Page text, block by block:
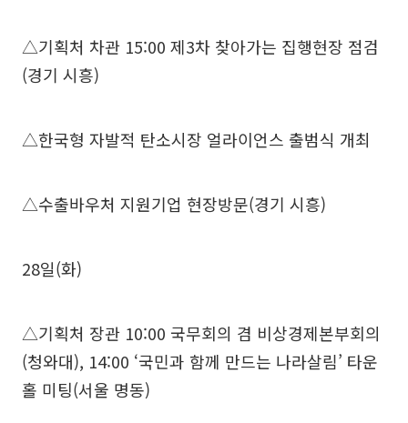
△기획처 차관 15:00 제3차 찾아가는 집행현장 점검
(경기 시흥)
△한국형 자발적 탄소시장 얼라이언스 출범식 개최
△수출바우처 지원기업 현장방문(경기 시흥)
28일(화)
△기획처 장관 10:00 국무회의 겸 비상경제본부회의
(청와대), 14:00 ‘국민과 함께 만드는 나라살림’ 타운
홀 미팅(서울 명동)